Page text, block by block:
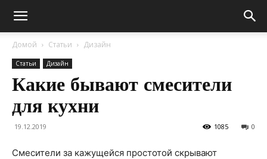
Домой Статьи Дизайн
Статьи Дизайн
Какие бывают смесители
для кухни
19.12.2019 0
1085
Смесители за кажущейся простотой скрывают